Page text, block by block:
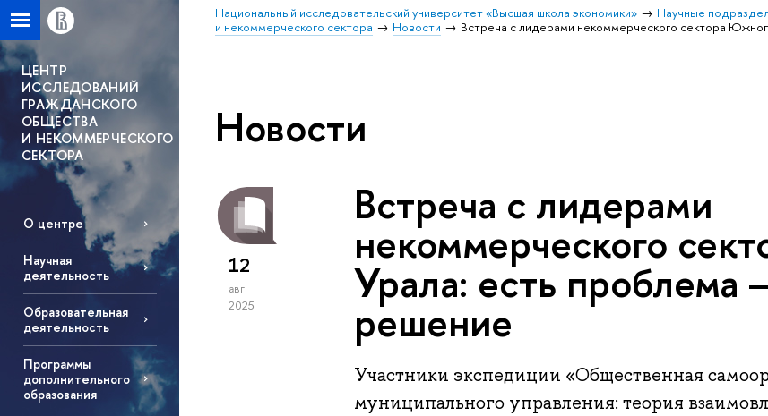
Национальный исследовательский университет «Высшая школа экономики» Научные
и некоммерческого сектора
Новости Встреча с лидерами некоммерческого сектора
ЦЕНТР
ИССЛЕДОВАНИЙ
ГРАЖДАНСКОГО
ОБЩЕСТВА
И НЕКОММЕРЧЕСКОГО
СЕКТОРА
О центре
Научная
деятельность
Образовательная
деятельность
Программы
дополнительного
образования
Новости
12
авг
2025
Встреча с лидерами
некоммерческого
Урала: есть проблема
решение
Участники экспедиции «Общественная
муниципального управления: теория